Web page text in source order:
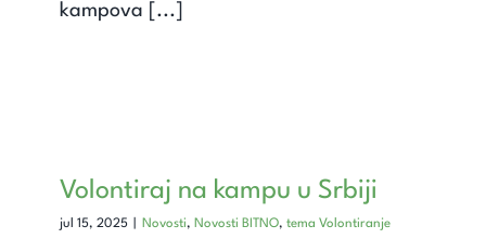
kampova [...]
Volontiraj na kampu u Srbiji
jul 15, 2025 Novosti, Novosti BITNO, tema Volontiranje